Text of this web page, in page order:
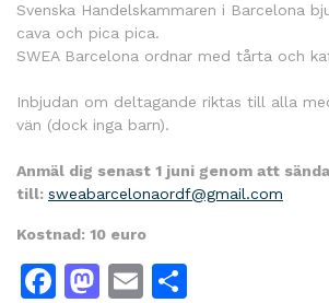
Svenska Handelskammaren i Barcelona
cava och pica pica.
SWEA Barcelona ordnar med tårta och
Inbjudan om deltagande riktas till alla
vän (dock inga barn).
Anmäl dig senast 1 juni genom att
till: sweabarcelonaordf@gmail.com
Kostnad: 10 euro
Facebook
Mastodon
Email